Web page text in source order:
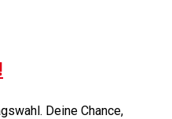
Deine Chance,